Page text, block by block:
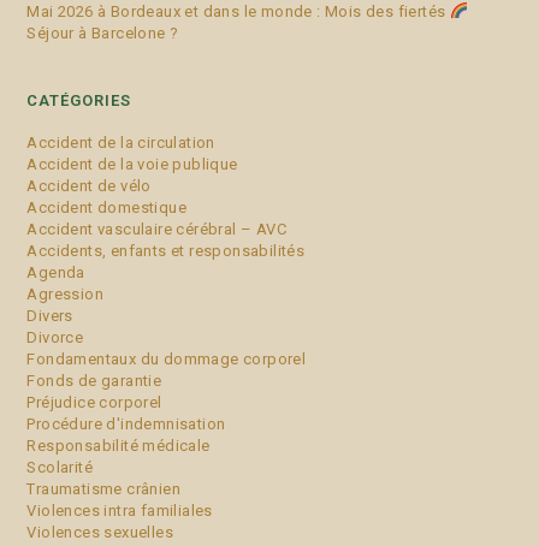
Mai 2026 à Bordeaux et dans le monde : Mois des fiertés
Séjour à Barcelone ?
CATÉGORIES
Accident de la circulation
Accident de la voie publique
Accident de vélo
Accident domestique
Accident vasculaire cérébral – AVC
Accidents, enfants et responsabilités
Agenda
Agression
Divers
Divorce
Fondamentaux du dommage corporel
Fonds de garantie
Préjudice corporel
Procédure d'indemnisation
Responsabilité médicale
Scolarité
Traumatisme crânien
Violences intra familiales
Violences sexuelles